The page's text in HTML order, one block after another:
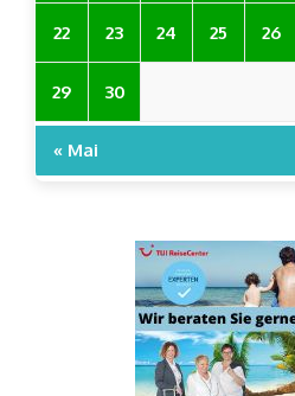
22 23 24 25 26
29 30
« Mai